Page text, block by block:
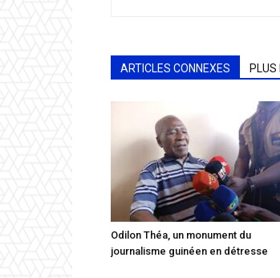
ARTICLES CONNEXES PLUS
Odilon Théa, un monument du
journalisme guinéen en détresse